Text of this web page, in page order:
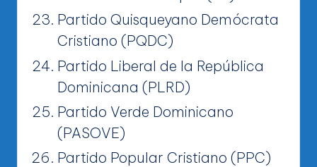
Partido Quisqueyano Demócrata
Cristiano (PQDC)
Partido Liberal de la República
Dominicana (PLRD)
Partido Verde Dominicano
(PASOVE)
Partido Popular Cristiano (PPC)